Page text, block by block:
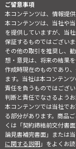
ご留意事項
本コンテンツは、情報提
本コンテンツは、当社や
を提供していますが、当
保証するものではござい
その他の取引を推奨し、
想・意見は、将来の結果
作成時現在のものであり
ます。当社は本コンテン
責任を負うものではござ
判断と責任でなさるようお
本コンテンツでは当社で
る部分があります。商品
くは「契約締結前交付書
論見書補完書面」または
に関する説明」をよくお